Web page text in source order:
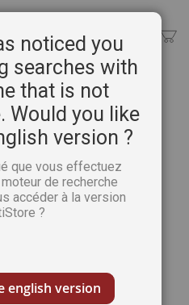
d'eau à l'océan
noticed you
searches with
that is not
Would you like
version ?
que vous effectuez
de recherche
accéder à la version
?
english version